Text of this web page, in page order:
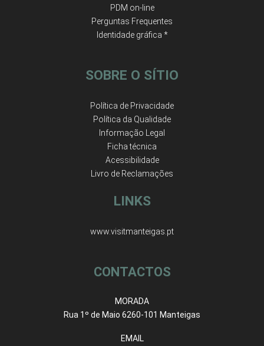
PDM on-line
Perguntas Frequentes
Identidade gráfica *
SOBRE O SÍTIO
Política de Privacidade
Política da Qualidade
Informação Legal
Ficha técnica
Acessibilidade
Livro de Reclamações
LINKS
www.visitmanteigas.pt
CONTACTOS
MORADA
Rua 1º de Maio 6260-101 Manteigas
EMAIL